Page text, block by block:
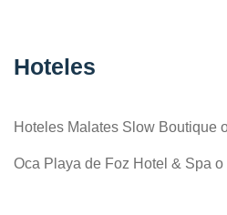
Hoteles
Hoteles Malates Slow Boutique
Oca Playa de Foz Hotel & Spa